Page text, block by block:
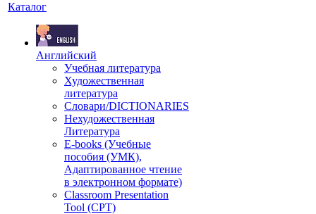
Каталог
Английский
Учебная литература
Художественная
литература
Словари/DICTIONARIES
Нехудожественная
Литература
E-books (Учебные
пособия (УМК),
Адаптированное чтение
в электронном формате)
Classroom Presentation
Tool (CPT)